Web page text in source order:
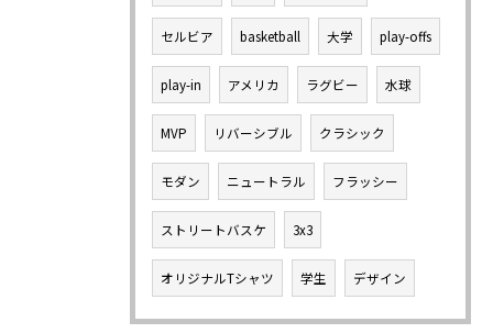
セルビア basketball 大学 play-offs
play-in アメリカ ラグビー 水球
MVP リバーシブル クラシック
モダン ニュートラル フラッシー
ストリートバスケ 3x3
オリジナルTシャツ 学生 デザイン